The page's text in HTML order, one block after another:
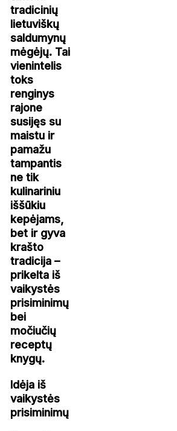
tradicinių
lietuviškų
saldumynų
mėgėjų. Tai
vienintelis
toks
renginys
rajone
susijęs su
maistu ir
pamažu
tampantis
ne tik
kulinariniu
iššūkiu
kepėjams,
bet ir gyva
krašto
tradicija –
prikelta iš
vaikystės
prisiminimų
bei
močiučių
receptų
knygų.
Idėja iš
vaikystės
prisiminimų